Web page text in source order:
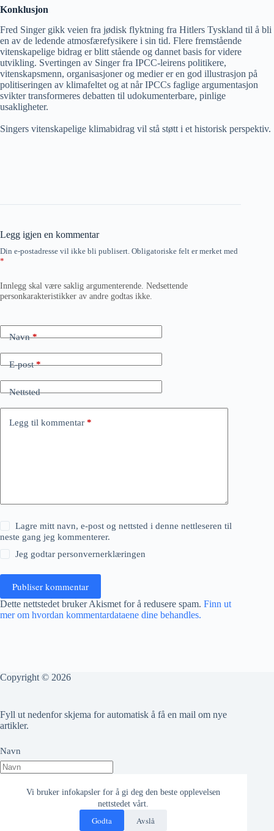
Vi bruker infokapsler for å gi deg den beste opplevelsen
nettstedet vårt.
Godta Avslå
Konklusjon
Fred Singer gikk veien fra jødisk flyktning fra Hitlers Tyskland til å bli
en av de ledende atmosfærefysikere i sin tid. Flere fremstående
vitenskapelige bidrag er blitt stående og dannet basis for videre
utvikling. Svertingen av Singer fra IPCC-leirens politikere,
vitenskapsmenn, organisasjoner og medier er en god illustrasjon på
politiseringen av klimafeltet og at når IPCCs faglige argumentasjon
svikter transformeres debatten til udokumenterbare, pinlige
usakligheter.
Singers vitenskapelige klimabidrag vil stå støtt i et historisk perspektiv.
Legg igjen en kommentar
Din e-postadresse vil ikke bli publisert. Obligatoriske felt er merket med
*
Innlegg skal være saklig argumenterende. Nedsettende
personkarakteristikker av andre godtas ikke.
Navn*
E-post*
Nettsted
Legg til kommentar *
Lagre mitt navn, e-post og nettsted i denne nettleseren til
neste gang jeg kommenterer.
Jeg godtarpersonvernerklæringen
Publiser kommentar
Dette nettstedet bruker Akismet for å redusere spam. Finn ut
mer om hvordan kommentardataene dine behandles.
Copyright © 2026
Fyll ut nedenfor skjema for automatisk å få en mail om nye
artikler.
Navn